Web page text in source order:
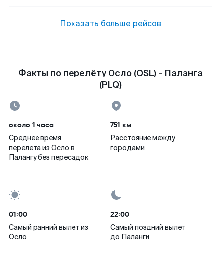
Показать больше рейсов
Факты по перелёту Осло (OSL) - Паланга
(PLQ)
около 1 часа
Среднее время
перелета из Осло в
Палангу без пересадок
751 км
Расстояние между
городами
01:00
Самый ранний вылет из
Осло
22:00
Самый поздний вылет
до Паланги